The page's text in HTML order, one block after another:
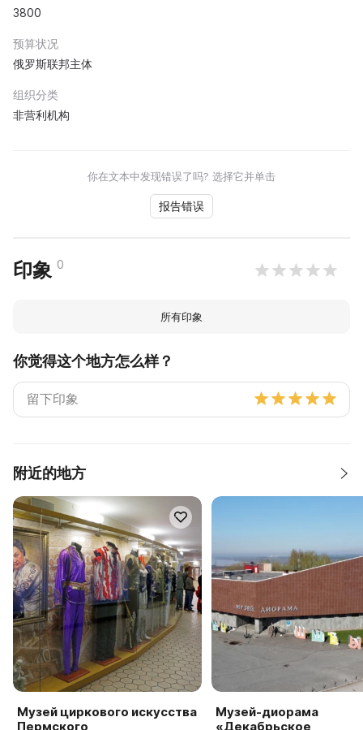
3800
预算状况
俄罗斯联邦主体
组织分类
非营利机构
你在文本中发现错误了吗? 选择它并单击
报告错误
印象 0
所有印象
你觉得这个地方怎么样？
附近的地方
Музей циркового искусства
Пермского
Музей-диорама
«Декабрьское